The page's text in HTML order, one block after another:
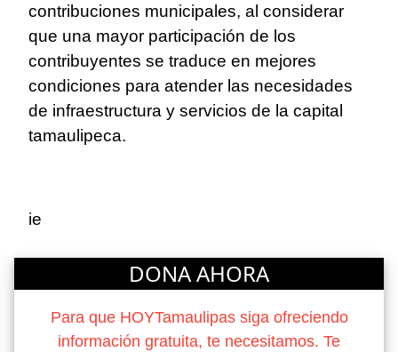
contribuciones municipales, al considerar
que una mayor participación de los
contribuyentes se traduce en mejores
condiciones para atender las necesidades
de infraestructura y servicios de la capital
tamaulipeca.
ie
DONA AHORA
Para que HOYTamaulipas siga ofreciendo
información gratuita, te necesitamos. Te